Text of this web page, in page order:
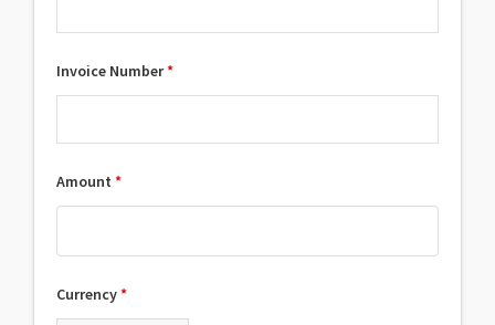
Invoice Number*
Amount *
Currency*